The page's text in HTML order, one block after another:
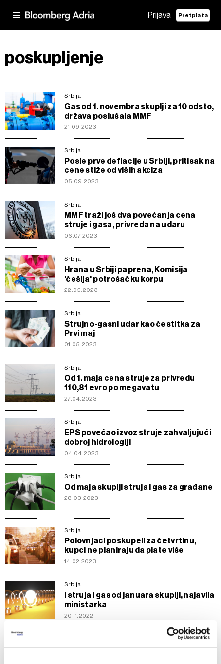
Prijava Pretplata
poskupljenje
Srbija
Gas od 1. novembra skuplji za 10 odsto,
država poslušala MMF
21.09.2023
Srbija
Posle prve deflacije u Srbiji, pritisak na
cene stiže od viših akciza
05.09.2023
Srbija
MMF traži još dva povećanja cena
struje i gasa, privreda na udaru
06.07.2023
Srbija
Hrana u Srbiji paprena, Komisija
'češlja' potrošačku korpu
22.05.2023
Srbija
Strujno-gasni udar kao čestitka za
Prvi maj
01.05.2023
Srbija
Od 1. maja cena struje za privredu
110,81 evro po megavatu
27.04.2023
Srbija
EPS povećao izvoz struje zahvaljujući
dobroj hidrologiji
04.04.2023
Srbija
Od maja skuplji struja i gas za građane
28.03.2023
Srbija
Polovnjaci poskupeli za četvrtinu,
kupci ne planiraju da plate više
14.02.2023
Srbija
I struja i gas od januara skuplji, najavila
ministarka
20.11.2022
Vlada dala zeleno svetlo da struja za